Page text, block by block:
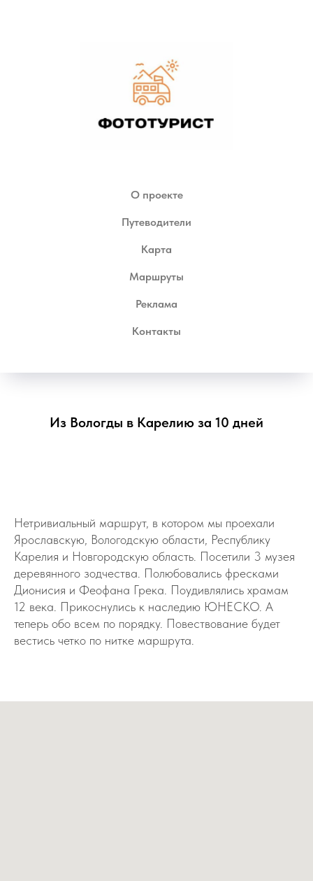
О проекте
Путеводители
Карта
Маршруты
Реклама
Контакты
Из Вологды в Карелию за 10 дней
Нетривиальный маршрут, в котором мы проехали
Ярославскую, Вологодскую области, Республику
Карелия и Новгородскую область. Посетили 3 музея
деревянного зодчества. Полюбовались фресками
Дионисия и Феофана Грека. Поудивлялись храмам
12 века. Прикоснулись к наследию ЮНЕСКО. А
теперь обо всем по порядку. Повествование будет
вестись четко по нитке маршрута.